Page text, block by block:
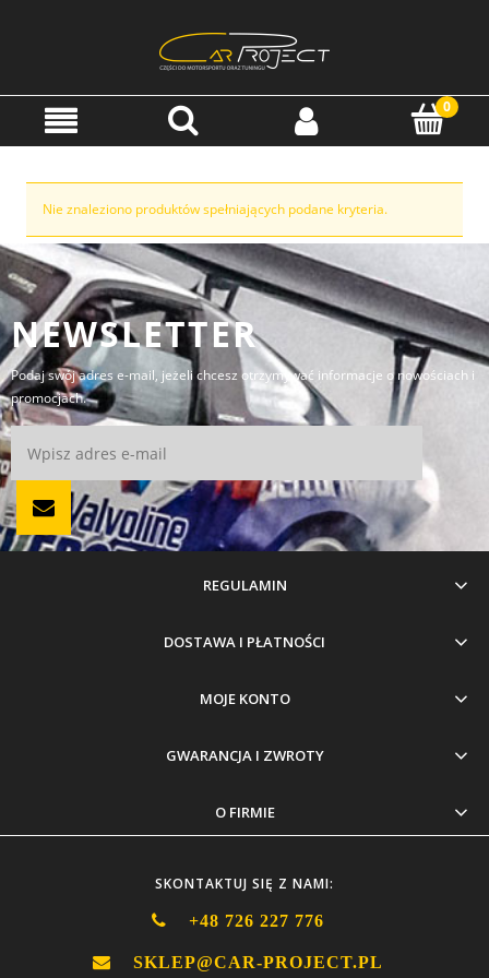
Nie znaleziono produktów spełniających podane kryteria.
NEWSLETTER
Podaj swój adres e-mail, jeżeli chcesz otrzymywać informacje o nowościach i
promocjach.
REGULAMIN
DOSTAWA I PŁATNOŚCI
MOJE KONTO
GWARANCJA I ZWROTY
O FIRMIE
SKONTAKTUJ SIĘ Z NAMI:
+48 726 227 776
SKLEP@CAR-PROJECT.PL